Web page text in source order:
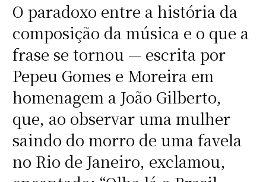
O paradoxo entre a história da
composição da música e o que a
frase se tornou — escrita por
Pepeu Gomes e Moreira em
homenagem a João Gilberto,
que, ao observar uma mulher
saindo do morro de uma favela
no Rio de Janeiro, exclamou,